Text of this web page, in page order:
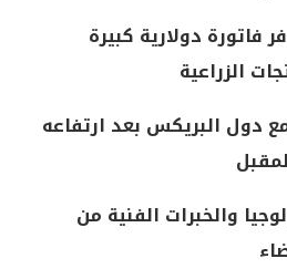
فاتورة دولارية كبيرة
الزراعية
مع دول البريكس بعد ارتفاعه
والخبرات الفنية من